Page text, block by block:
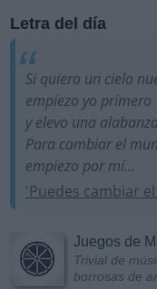
Letra del día
Si quiero un cielo
empiezo yo primero
y elevo una
Para cambiar el
empiezo por mí...
'Puedes cambiar
Juegos de
Trivial de
borrosas de